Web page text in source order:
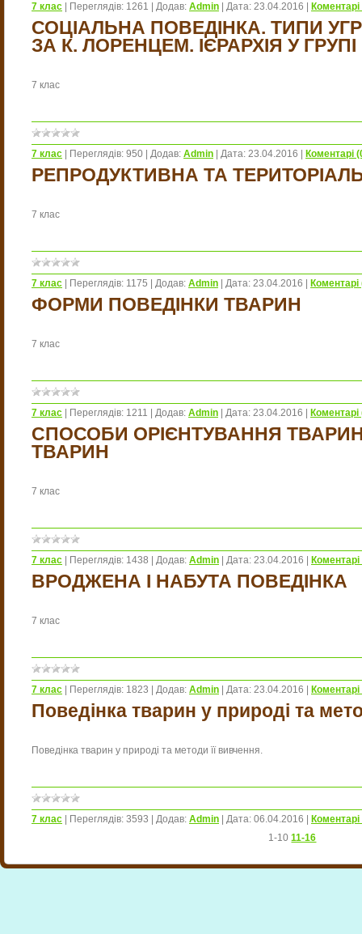
7 клас Переглядів: 1261 Додав: Admin Дата: 23.04.2016 Коментарі
СОЦІАЛЬНА ПОВЕДІНКА. ТИПИ
ЗА К. ЛОРЕНЦЕМ. ІЄРАРХІЯ У ГРУПІ
7 клас
7 клас Переглядів: 950 Додав: Admin Дата: 23.04.2016 Коментарі
РЕПРОДУКТИВНА ТА
7 клас
7 клас Переглядів: 1175 Додав: Admin Дата: 23.04.2016 Коментарі
ФОРМИ ПОВЕДІНКИ ТВАРИН
7 клас
7 клас Переглядів: 1211 Додав: Admin Дата: 23.04.2016 Коментарі
СПОСОБИ ОРІЄНТУВАННЯ ТВАРИН.
ТВАРИН
7 клас
7 клас Переглядів: 1438 Додав: Admin Дата: 23.04.2016 Коментарі
ВРОДЖЕНА І НАБУТА ПОВЕДІНКА
7 клас
7 клас Переглядів: 1823 Додав: Admin Дата: 23.04.2016 Коментарі
Поведінка тварин у природі та
Поведінка тварин у природі та методи її вивчення.
7 клас Переглядів: 3593 Додав: Admin Дата: 06.04.2016
Коментарі
1-10 11-16